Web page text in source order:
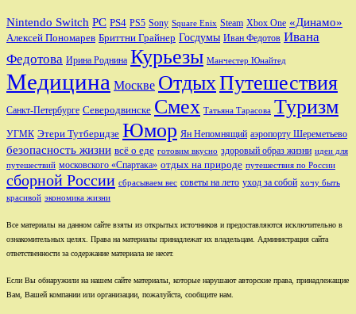
Nintendo Switch PC PS4 PS5 Sony Square Enix Steam Xbox One «Динамо»
Алексей Пономарев Бриттни Грайнер Госдумы Иван Федотов Ивана
Федотова Ирина Роднина Курьезы Манчестер Юнайтед
Медицина Москве ОтдыхПутешествия
Санкт-Петербурге Северодвинске Смех Татьяна Тарасова Туризм
УГМК Этери Тутберидзе Юмор Ян Непомнящий аэропорту Шереметьево
безопасность жизни всё о еде готовим вкусно здоровый образ жизни идеи для
путешествий московского «Спартака» отдых на природе путешествия по России
сборной России сбрасываем вес советы на лето уход за собой хочу быть
красивой экономика жизни
Все материалы на данном сайте взяты из открытых источников и предоставляются исключительно в
ознакомительных целях. Права на материалы принадлежат их владельцам. Администрация сайта
ответственности за содержание материала не несет.
Если Вы обнаружили на нашем сайте материалы, которые нарушают авторские права, принадлежащие
Вам, Вашей компании или организации, пожалуйста, сообщите нам.